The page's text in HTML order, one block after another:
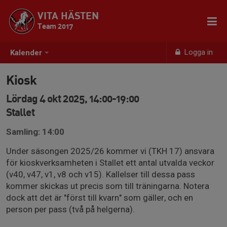
Kalender Logga in
VITA HÄSTEN
Team 2017
Kiosk
Lördag 4 okt 2025, 14:00-19:00
Stallet
Samling: 14:00
Under säsongen 2025/26 kommer vi (TKH 17) ansvara
för kioskverksamheten i Stallet ett antal utvalda veckor
(v40, v47, v1, v8 och v15). Kallelser till dessa pass
kommer skickas ut precis som till träningarna. Notera
dock att det är "först till kvarn" som gäller, och en
person per pass (två på helgerna).